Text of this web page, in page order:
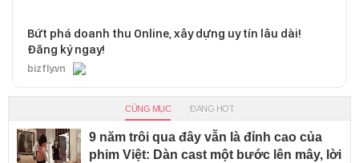
Bứt phá doanh thu Online, xây dựng uy tín lâu dài!
Đăng ký ngay!
bizfly.vn
CÙNG MỤC ĐANG HOT
9 năm trôi qua đây vẫn là đỉnh cao của
phim Việt: Dàn cast một bước lên mây, lời